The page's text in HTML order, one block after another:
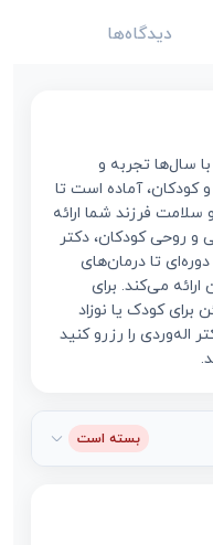
دیدگاه‌ها
سال‌ها تجربه و
کودکان، آماده است تا
فرزند شما ارائه
و روحی کودکان، دکتر
تا درمان‌های
می‌کند. برای
کودک یا نوزاد
اله‌وردی را رزرو کنید
بسته است